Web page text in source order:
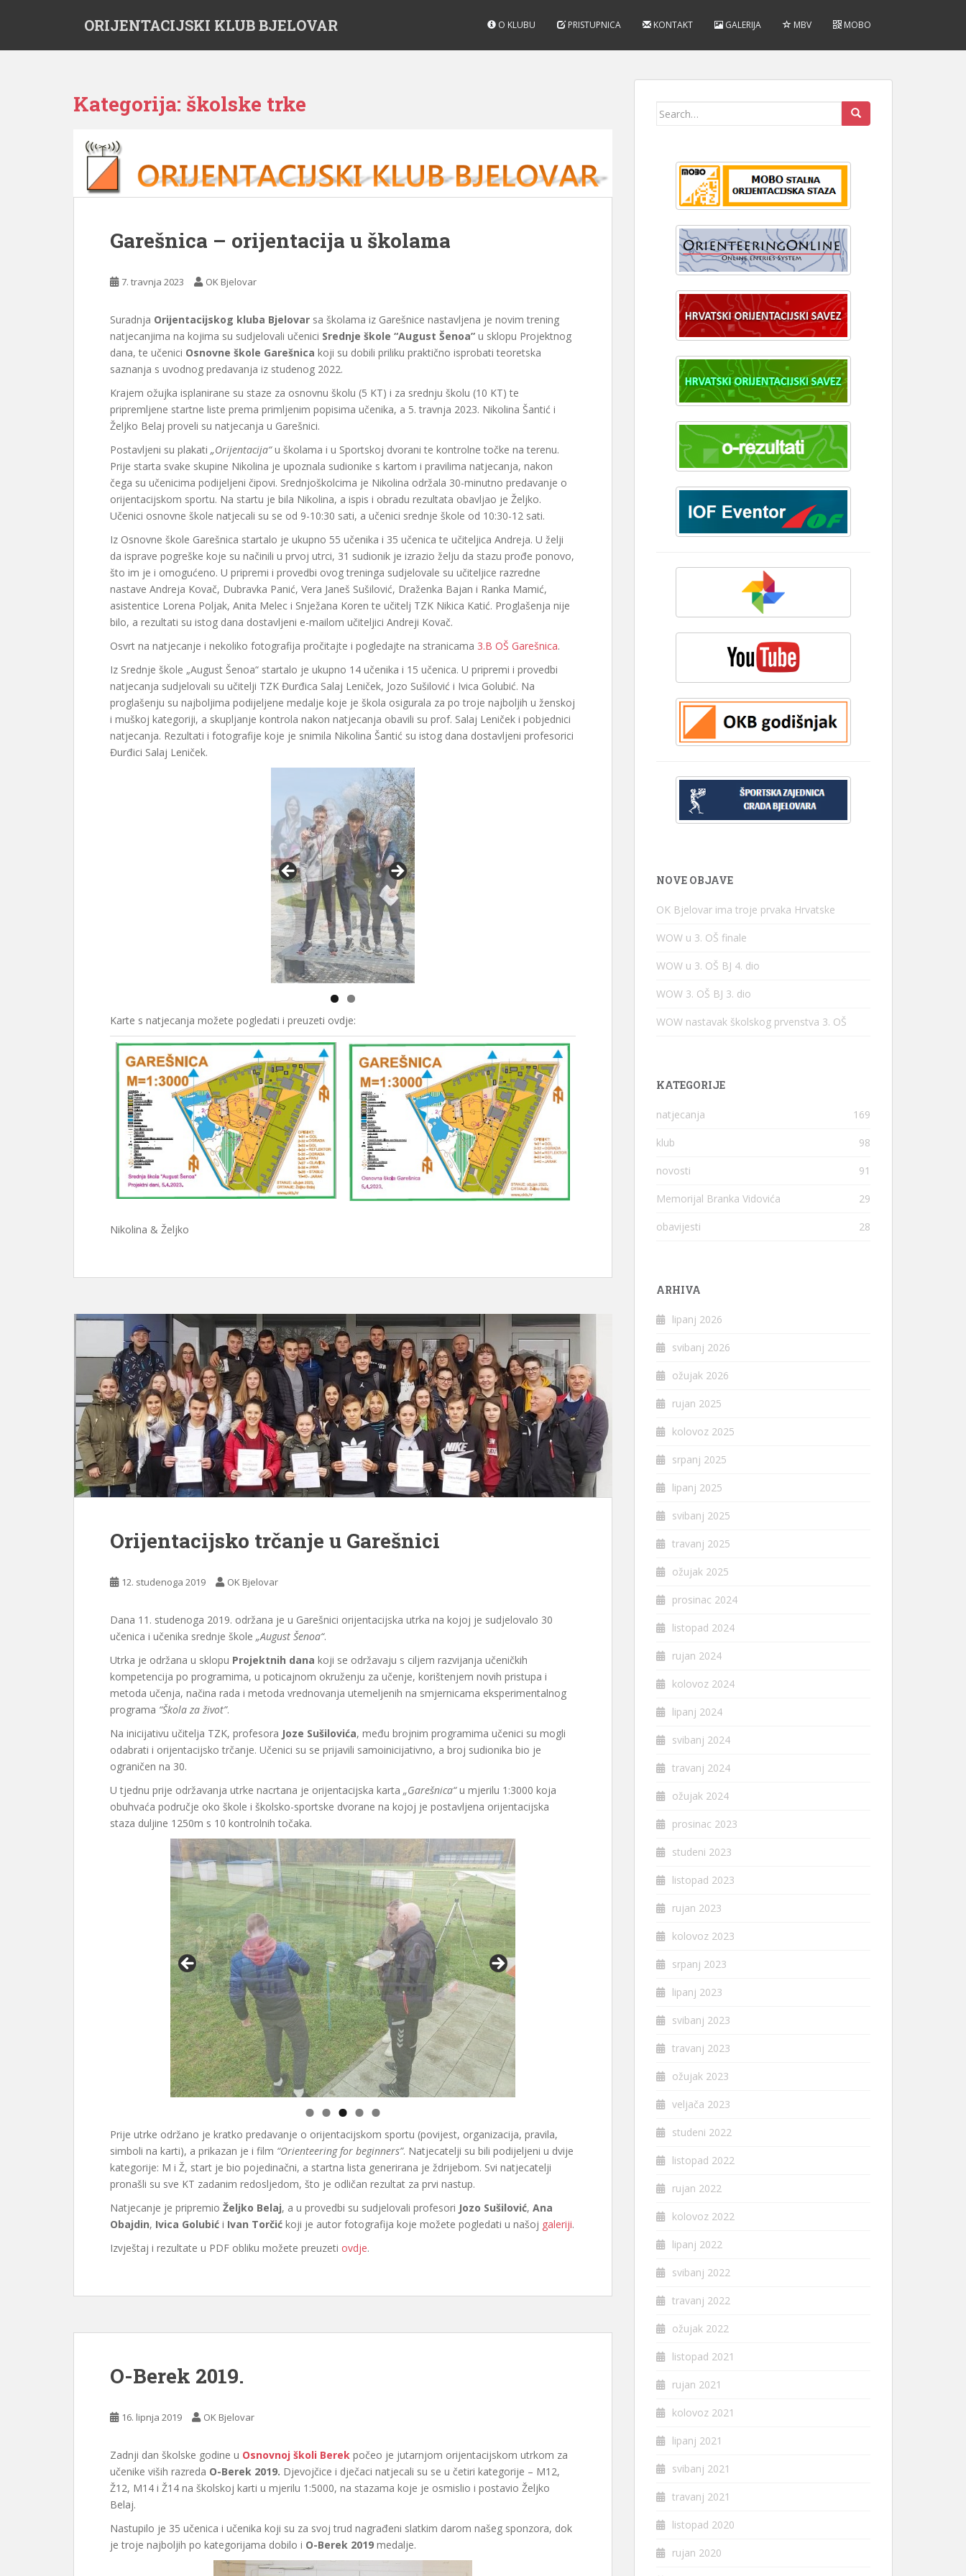
ORIJENTACIJSKI KLUB BJELOVAR O KLUBU PRISTUPNICA KONTAKT GALERIJA MBV MOBO
Kategorija: školske trke
Garešnica – orijentacija u školama
7. travnja 2023 OK Bjelovar
Suradnja Orijentacijskog kluba Bjelovar sa školama iz Garešnice nastavljena je novim trening
natjecanjima na kojima su sudjelovali učenici Srednje škole “August Šenoa” u sklopu Projektnog
dana, te učenici Osnovne škole Garešnica koji su dobili priliku praktično isprobati teoretska
saznanja s uvodnog predavanja iz studenog 2022.
Krajem ožujka isplanirane su staze za osnovnu školu (5 KT) i za srednju školu (10 KT) te
pripremljene startne liste prema primljenim popisima učenika, a 5. travnja 2023. Nikolina Šantić i
Željko Belaj proveli su natjecanja u Garešnici.
Postavljeni su plakati „Orijentacija“u školama i u Sportskoj dvorani te kontrolne točke na terenu.
Prije starta svake skupine Nikolina je upoznala sudionike s kartom i pravilima natjecanja, nakon
čega su učenicima podijeljeni čipovi. Srednjoškolcima je Nikolina održala 30-minutno predavanje o
orijentacijskom sportu. Na startu je bila Nikolina, a ispis i obradu rezultata obavljao je Željko.
Učenici osnovne škole natjecali su se od 9-10:30 sati, a učenici srednje škole od 10:30-12 sati.
Iz Osnovne škole Garešnica startalo je ukupno 55 učenika i 35 učenica te učiteljica Andreja. U želji
da isprave pogreške koje su načinili u prvoj utrci, 31 sudionik je izrazio želju da stazu prođe ponovo,
što im je i omogućeno. U pripremi i provedbi ovog treninga sudjelovale su učiteljice razredne
nastave Andreja Kovač, Dubravka Panić, Vera Janeš Sušilović, Draženka Bajan i Ranka Mamić,
asistentice Lorena Poljak, Anita Melec i Snježana Koren te učitelj TZK Nikica Katić. Proglašenja nije
bilo, a rezultati su istog dana dostavljeni e-mailom učiteljici Andreji Kovač.
Osvrt na natjecanje i nekoliko fotografija pročitajte i pogledajte na stranicama 3.B OŠ Garešnica.
Iz Srednje škole „August Šenoa“ startalo je ukupno 14 učenika i 15 učenica. U pripremi i provedbi
natjecanja sudjelovali su učitelji TZK Đurđica Salaj Leniček, Jozo Sušilović i Ivica Golubić. Na
proglašenju su najboljima podijeljene medalje koje je škola osigurala za po troje najboljih u ženskoj
i muškoj kategoriji, a skupljanje kontrola nakon natjecanja obavili su prof. Salaj Leniček i pobjednici
natjecanja. Rezultati i fotografije koje je snimila Nikolina Šantić su istog dana dostavljeni profesorici
Đurđici Salaj Leniček.
Karte s natjecanja možete pogledati i preuzeti ovdje:
Nikolina & Željko
Orijentacijsko trčanje u Garešnici
12. studenoga 2019 OK Bjelovar
Dana 11. studenoga 2019. održana je u Garešnici orijentacijska utrka na kojoj je sudjelovalo 30
učenica i učenika srednje škole „August Šenoa“.
Utrka je održana u sklopu Projektnih dana koji se održavaju s ciljem razvijanja učeničkih
kompetencija po programima, u poticajnom okruženju za učenje, korištenjem novih pristupa i
metoda učenja, načina rada i metoda vrednovanja utemeljenih na smjernicama eksperimentalnog
programa “Škola za život”.
Na inicijativu učitelja TZK, profesora Joze Sušilovića, među brojnim programima učenici su mogli
odabrati i orijentacijsko trčanje. Učenici su se prijavili samoinicijativno, a broj sudionika bio je
ograničen na 30.
U tjednu prije održavanja utrke nacrtana je orijentacijska karta „Garešnica“u mjerilu 1:3000 koja
obuhvaća područje oko škole i školsko-sportske dvorane na kojoj je postavljena orijentacijska
staza duljine 1250m s 10 kontrolnih točaka.
Prije utrke održano je kratko predavanje o orijentacijskom sportu (povijest, organizacija, pravila,
simboli na karti), a prikazan je i film “Orienteering for beginners”. Natjecatelji su bili podijeljeni u dvije
kategorije: M i Ž, start je bio pojedinačni, a startna lista generirana je ždrijebom. Svi natjecatelji
pronašli su sve KT zadanim redosljedom, što je odličan rezultat za prvi nastup.
Natjecanje je pripremio Željko Belaj, a u provedbi su sudjelovali profesori Jozo Sušilović, Ana
Obajdin, Ivica Golubić i Ivan Torčić koji je autor fotografija koje možete pogledati u našoj galeriji.
Izvještaj i rezultate u PDF obliku možete preuzeti ovdje.
O-Berek 2019.
16. lipnja 2019 OK Bjelovar
Zadnji dan školske godine u Osnovnoj školi Berek počeo je jutarnjom orijentacijskom utrkom za
učenike viših razreda O-Berek 2019. Djevojčice i dječaci natjecali su se u četiri kategorije – M12,
Ž12, M14 i Ž14 na školskoj karti u mjerilu 1:5000, na stazama koje je osmislio i postavio Željko
Belaj.
Nastupilo je 35 učenica i učenika koji su za svoj trud nagrađeni slatkim darom našeg sponzora, dok
je troje najboljih po kategorijama dobilo i O-Berek 2019 medalje.
Search
NOVE OBJAVE
OK Bjelovar ima troje prvaka Hrvatske
WOW u 3. OŠ finale
WOW u 3. OŠ BJ 4. dio
WOW 3. OŠ BJ 3. dio
WOW nastavak školskog prvenstva 3. OŠ
KATEGORIJE
natjecanja 169
klub 98
novosti 91
Memorijal Branka Vidovića 29
obavijesti 28
ARHIVA
lipanj 2026
svibanj 2026
ožujak 2026
rujan 2025
kolovoz 2025
srpanj 2025
lipanj 2025
svibanj 2025
travanj 2025
ožujak 2025
prosinac 2024
listopad 2024
rujan 2024
kolovoz 2024
lipanj 2024
svibanj 2024
travanj 2024
ožujak 2024
prosinac 2023
studeni 2023
listopad 2023
rujan 2023
kolovoz 2023
srpanj 2023
lipanj 2023
svibanj 2023
travanj 2023
ožujak 2023
veljača 2023
studeni 2022
listopad 2022
rujan 2022
kolovoz 2022
lipanj 2022
svibanj 2022
travanj 2022
ožujak 2022
listopad 2021
rujan 2021
kolovoz 2021
lipanj 2021
svibanj 2021
travanj 2021
listopad 2020
rujan 2020